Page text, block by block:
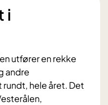
i
utfører en rekke
andre
hele året. Det